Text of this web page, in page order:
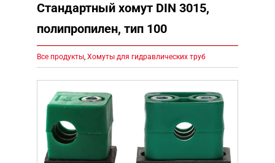
Стандартный хомут DIN 3015,
полипропилен, тип 100
Все продукты, Хомуты для гидравлических труб